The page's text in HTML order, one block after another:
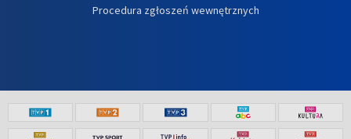
Procedura zgłoszeń wewnętrznych